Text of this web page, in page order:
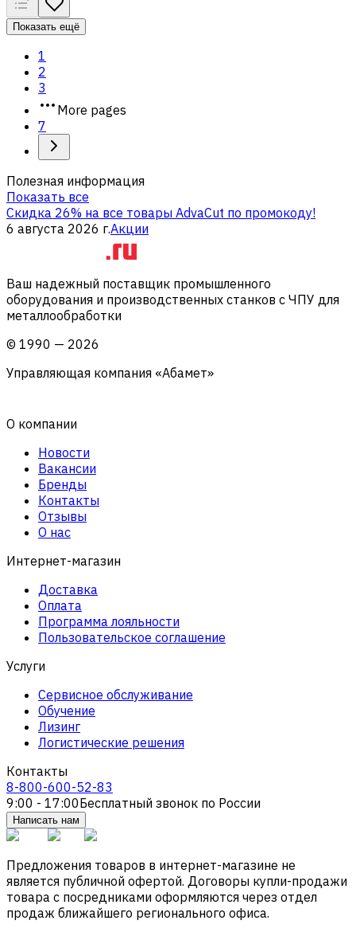
Показать ещё
1
2
3
More pages
7
Полезная информация
Показать все
Скидка 26% на все товары AdvaCut по промокоду!
6 августа 2026 г.Акции
Ваш надежный поставщик промышленного
оборудования и производственных станков с ЧПУ для
металлообработки
© 1990 — 2026
Управляющая компания «Абамет»
О компании
Новости
Вакансии
Бренды
Контакты
Отзывы
О нас
Интернет-магазин
Доставка
Оплата
Программа лояльности
Пользовательское соглашение
Услуги
Сервисное обслуживание
Обучение
Лизинг
Логистические решения
Контакты
8-800-600-52-83
9:00 - 17:00Бесплатный звонок по России
Написать нам
Предложения товаров в интернет-магазине не
является публичной офертой. Договоры купли-продажи
товара с посредниками оформляются через отдел
продаж ближайшего регионального офиса.